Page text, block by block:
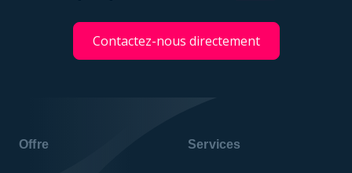
Contactez-nous directement
Offre Services